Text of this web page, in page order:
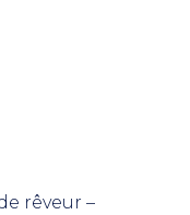
rêveur –